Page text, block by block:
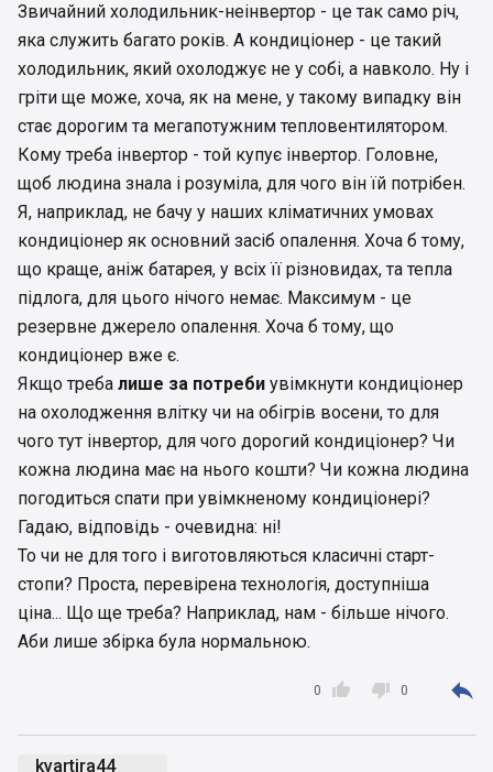
Звичайний холодильник-неінвертор - це так само річ,
яка служить багато років. А кондиціонер - це такий
холодильник, який охолоджує не у собі, а навколо. Ну і
гріти ще може, хоча, як на мене, у такому випадку він
стає дорогим та мегапотужним тепловентилятором.
Кому треба інвертор - той купує інвертор. Головне,
щоб людина знала і розуміла, для чого він їй потрібен.
Я, наприклад, не бачу у наших кліматичних умовах
кондиціонер як основний засіб опалення. Хоча б тому,
що краще, аніж батарея, у всіх її різновидах, та тепла
підлога, для цього нічого немає. Максимум - це
резервне джерело опалення. Хоча б тому, що
кондиціонер вже є.
Якщо треба лише за потреби увімкнути кондиціонер
на охолодження влітку чи на обігрів восени, то для
чого тут інвертор, для чого дорогий кондиціонер? Чи
кожна людина має на нього кошти? Чи кожна людина
погодиться спати при увімкненому кондиціонері?
Гадаю, відповідь - очевидна: ні!
То чи не для того і виготовляються класичні старт-
стопи? Проста, перевірена технологія, доступніша
ціна... Що ще треба? Наприклад, нам - більше нічого.
Аби лише збірка була нормальною.

0  0 
kvartira44